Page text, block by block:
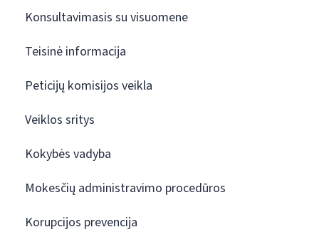
Konsultavimasis su visuomene
Teisinė informacija
Peticijų komisijos veikla
Veiklos sritys
Kokybės vadyba
Mokesčių administravimo procedūros
Korupcijos prevencija